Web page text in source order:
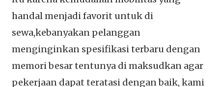
handal menjadi favorit untuk di
sewa,kebanyakan pelanggan
menginginkan spesifikasi terbaru dengan
memori besar tentunya di maksudkan agar
pekerjaan dapat teratasi dengan baik, kami